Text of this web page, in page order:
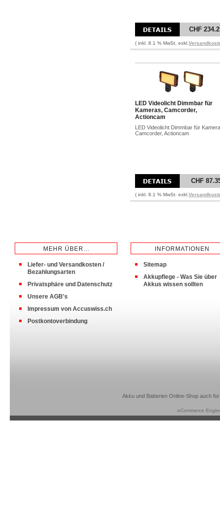
CHF
( inkl. 8.1 % MwSt. exkl.
LED Videolicht Dimmbar für
Kameras, Camcorder,
Actioncam
LED Videolicht Dimmbar für
Camcorder, Actioncam
CHF
( inkl. 8.1 % MwSt. exkl.
MEHR ÜBER...
Liefer- und Versandkosten /
Bezahlungsarten
Privatsphäre und Datenschutz
Unsere AGB's
Impressum von Accuswiss.ch
Postkontoverbindung
INFORMATIONEN
Sitemap
Akkupflege - Was Sie über
Akkus wissen sollten
Akku und Batterien Online-Shop auch
eCommerce